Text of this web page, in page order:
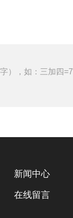
），如：三加四=7
新闻中心
在线留言